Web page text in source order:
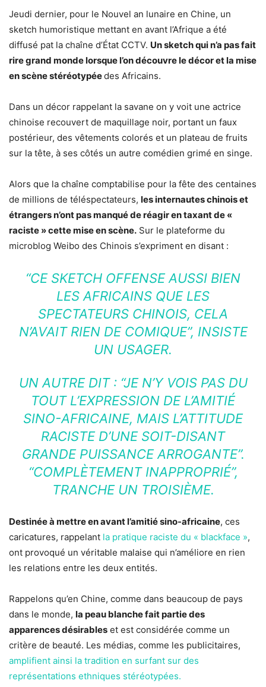
Jeudi dernier, pour le Nouvel an lunaire en Chine, un
sketch humoristique mettant en avant l’Afrique a été
diffusé pat la chaîne d’État CCTV. Un sketch qui n’a pas fait
rire grand monde lorsque l’on découvre le décor et la mise
en scène stéréotypéedes Africains.
Dans un décor rappelant la savane on y voit une actrice
chinoise recouvert de maquillage noir, portant un faux
postérieur, des vêtements colorés et un plateau de fruits
sur la tête, à ses côtés un autre comédien grimé en singe.
Alors que la chaîne comptabilise pour la fête des centaines
de millions de téléspectateurs, les internautes chinois et
étrangers n’ont pas manqué de réagir en taxant de «
raciste » cette mise en scène. Sur le plateforme du
microblog Weibo des Chinois s’expriment en disant :
“CE SKETCH OFFENSE AUSSI BIEN
LES AFRICAINS QUE LES
SPECTATEURS CHINOIS, CELA
N’AVAIT RIEN DE COMIQUE”, INSISTE
UN USAGER.
UN AUTRE DIT : “JE N’Y VOIS PAS DU
TOUT L’EXPRESSION DE L’AMITIÉ
SINO-AFRICAINE, MAIS L’ATTITUDE
RACISTE D’UNE SOIT-DISANT
GRANDE PUISSANCE ARROGANTE”.
“COMPLÈTEMENT INAPPROPRIÉ”,
TRANCHE UN TROISIÈME.
Destinée à mettre en avant l’amitié sino-africaine, ces
caricatures, rappelant la pratique raciste du « blackface »,
ont provoqué un véritable malaise qui n’améliore en rien
les relations entre les deux entités.
Rappelons qu’en Chine, comme dans beaucoup de pays
dans le monde, la peau blanche fait partie des
apparences désirables et est considérée comme un
critère de beauté. Les médias, comme les publicitaires,
amplifient ainsi la tradition en surfant sur des
représentations ethniques stéréotypées.